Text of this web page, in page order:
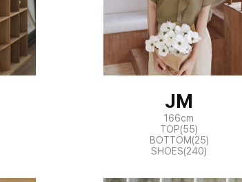
JM
166cm
TOP(55)
BOTTOM(25)
SHOES(240)